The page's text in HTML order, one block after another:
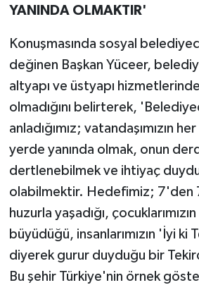
YANINDA OLMAKTIR'
Konuşmasında sosyal
değinen Başkan Yüceer,
altyapı ve üstyapı
olmadığını belirterek,
anladığımız; vatandaşımızın
yerde yanında olmak, onun
dertlenebilmek ve ihtiyaç
olabilmektir. Hedefimiz; 7'den
huzurla yaşadığı,
büyüdüğü, insanlarımızın 'İyi ki
diyerek gurur duyduğu bir
Bu şehir Türkiye'nin örnek